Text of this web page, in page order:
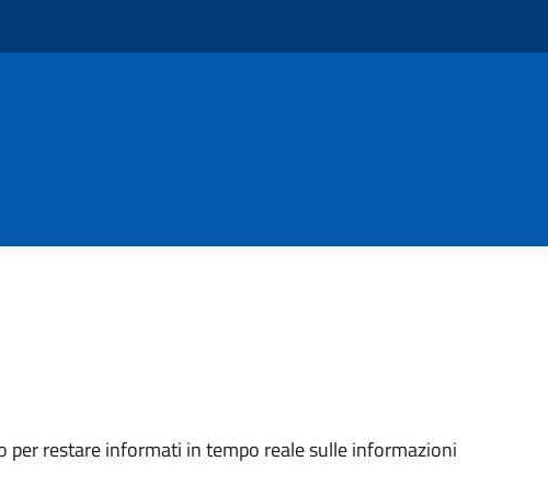
per restare informati in tempo reale sulle informazioni